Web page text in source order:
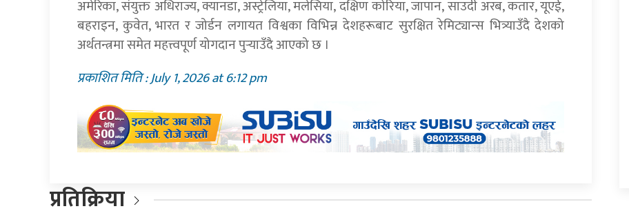
अमेरिका, संयुक्त अधिराज्य, क्यानडा, अस्ट्रेलिया, मलेसिया, दक्षिण कोरिया, जापान, साउदी अरब, कतार, यूएई,
बहराइन, कुवेत, भारत र जोर्डन लगायत विश्वका विभिन्न देशहरूबाट सुरक्षित रेमिट्यान्स भित्र्याउँदै देशको
अर्थतन्त्रमा समेत महत्त्वपूर्ण योगदान पुर्‍याउँदै आएको छ ।
प्रकाशित मिति : July 1, 2026 at 6:12 pm
प्रतिक्रिया